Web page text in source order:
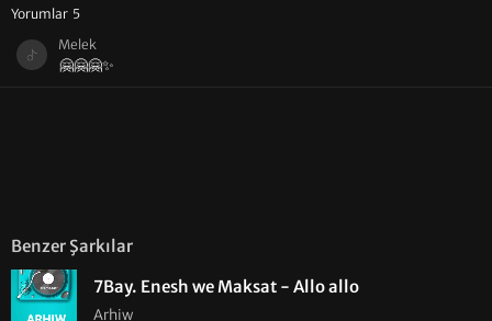
Yorumlar 5
Melek
🤗🤗🤗✨
Benzer Şarkılar
7Bay. Enesh we Maksat - Allo allo
Arhiw